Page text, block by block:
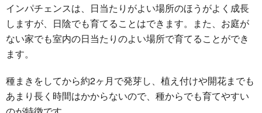
インパチェンスは、日当たりがよい場所のほうがよく成長
しますが、日陰でも育てることはできます。また、お庭が
ない家でも室内の日当たりのよい場所で育てることができ
ます。
種まきをしてから約2ヶ月で発芽し、植え付けや開花までも
あまり長く時間はかからないので、種からでも育てやすい